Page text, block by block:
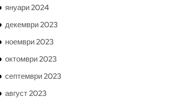
януари 2024
декември 2023
ноември 2023
октомври 2023
септември 2023
август 2023